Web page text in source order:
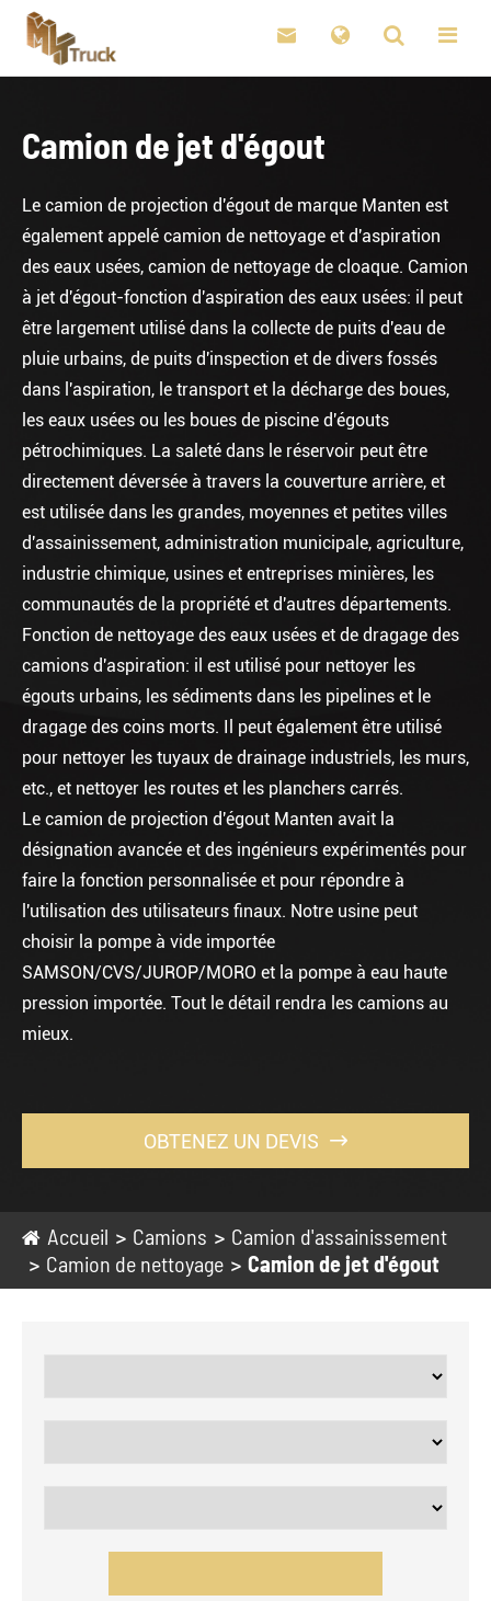

Camion de jet d'égout
Le camion de projection d'égout de marque Manten est
également appelé camion de nettoyage et d'aspiration
des eaux usées, camion de nettoyage de cloaque. Camion
à jet d'égout-fonction d'aspiration des eaux usées: il peut
être largement utilisé dans la collecte de puits d'eau de
pluie urbains, de puits d'inspection et de divers fossés
dans l'aspiration, le transport et la décharge des boues,
les eaux usées ou les boues de piscine d'égouts
pétrochimiques. La saleté dans le réservoir peut être
directement déversée à travers la couverture arrière, et
est utilisée dans les grandes, moyennes et petites villes
d'assainissement, administration municipale, agriculture,
industrie chimique, usines et entreprises minières, les
communautés de la propriété et d'autres départements.
Fonction de nettoyage des eaux usées et de dragage des
camions d'aspiration: il est utilisé pour nettoyer les
égouts urbains, les sédiments dans les pipelines et le
dragage des coins morts. Il peut également être utilisé
pour nettoyer les tuyaux de drainage industriels, les murs,
etc., et nettoyer les routes et les planchers carrés.
Le camion de projection d'égout Manten avait la
désignation avancée et des ingénieurs expérimentés pour
faire la fonction personnalisée et pour répondre à
l'utilisation des utilisateurs finaux. Notre usine peut
choisir la pompe à vide importée
SAMSON/CVS/JUROP/MORO et la pompe à eau haute
pression importée. Tout le détail rendra les camions au
mieux.
OBTENEZ UN DEVIS 
Accueil Camions
Camion d'assainissement
Camion de nettoyage
Camion de jet d'égout